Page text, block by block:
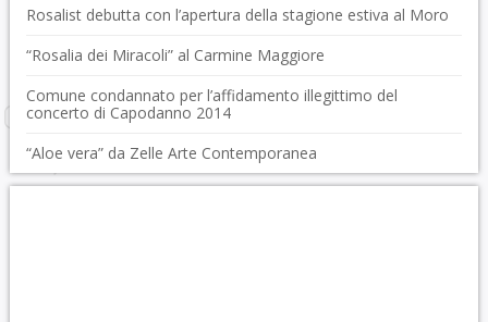
Rosalist debutta con l’apertura della stagione estiva al Moro
“Rosalia dei Miracoli” al Carmine Maggiore
Comune condannato per l’affidamento illegittimo del
concerto di Capodanno 2014
“Aloe vera” da Zelle Arte Contemporanea